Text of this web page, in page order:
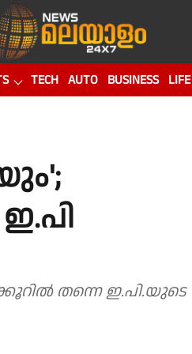
TECH AUTO BUSINESS LIFE
തന്നെ ഇ.പി.യുടെ